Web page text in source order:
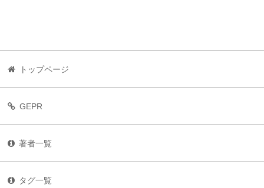
トップページ
GEPR
著者一覧
タグ一覧